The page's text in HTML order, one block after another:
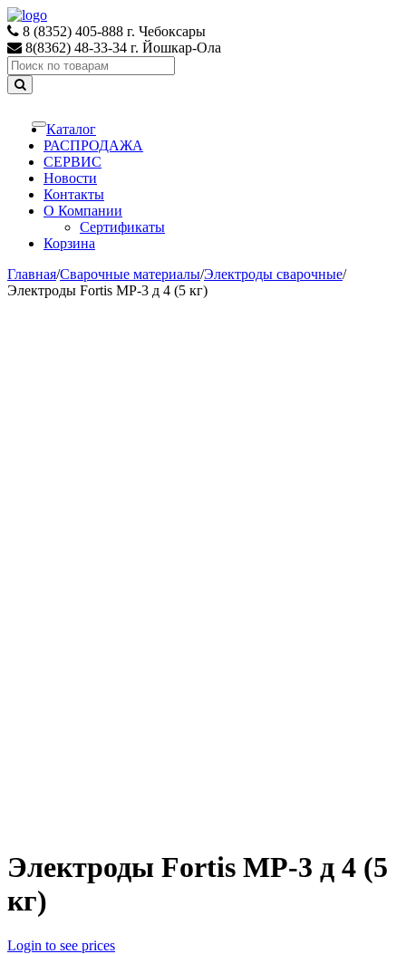
Skip
to
navigation
Skip
to
content
8 (8352) 405-888 г. Чебоксары
8(8362) 48-33-34 г. Йошкар-Ола
Search
for:
Toggle
navigation
Каталог
РАСПРОДАЖА
СЕРВИС
Новости
Контакты
О Компании
Сертификаты
Корзина
Главная/Сварочные материалы/Электроды сварочные/
Электроды Fortis МР-3 д 4 (5 кг)
Электроды Fortis МР-3 д 4 (5
кг)
Login to see prices